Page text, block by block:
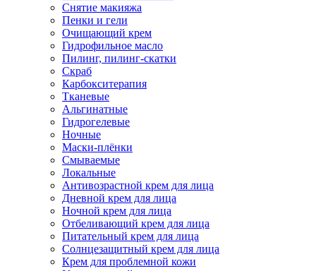
Снятие макияжа
Пенки и гели
Очищающий крем
Гидрофильное масло
Пилинг, пилинг-скатки
Скраб
Карбокситерапия
Тканевые
Альгинатные
Гидрогелевые
Ночные
Маски-плёнки
Смываемые
Локальные
Антивозрастной крем для лица
Дневной крем для лица
Ночной крем для лица
Отбеливающий крем для лица
Питательный крем для лица
Солнцезащитный крем для лица
Крем для проблемной кожи